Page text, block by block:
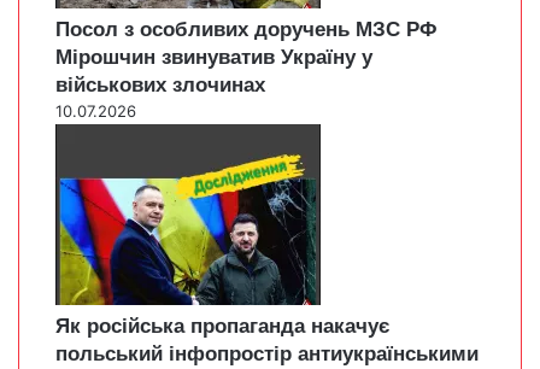
Посол з особливих доручень МЗС РФ
Мірошчин звинуватив Україну у
військових злочинах
10.07.2026
Як російська пропаганда накачує
польський інфопростір антиукраїнськими